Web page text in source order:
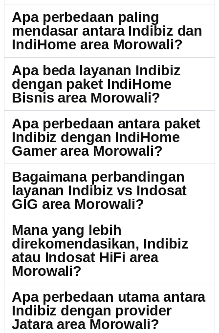
Apa perbedaan paling
mendasar antara Indibiz dan
IndiHome area Morowali?
Apa beda layanan Indibiz
dengan paket IndiHome
Bisnis area Morowali?
Apa perbedaan antara paket
Indibiz dengan IndiHome
Gamer area Morowali?
Bagaimana perbandingan
layanan Indibiz vs Indosat
GIG area Morowali?
Mana yang lebih
direkomendasikan, Indibiz
atau Indosat HiFi area
Morowali?
Apa perbedaan utama antara
Indibiz dengan provider
Jatara area Morowali?